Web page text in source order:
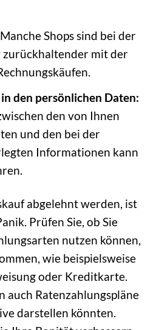
Manche Shops sind bei der
zurückhaltender mit der
den persönlichen Daten:
den von Ihnen
und den bei der
Informationen kann
abgelehnt werden, ist
Prüfen Sie, ob Sie
nutzen können,
wie beispielsweise
oder Kreditkarte.
auch Ratenzahlungspläne
darstellen könnten.